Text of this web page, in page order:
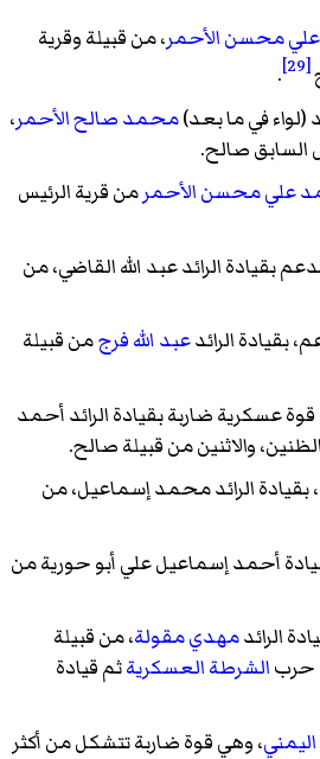
علي محسن الأحمر، من قبيلة وقرية
[29]
.
(لواء في ما بعد)محمد صالح الأحمر،
السابق صالح.
علي محسن الأحمرمن قرية الرئيس
بقيادة الرائد عبد الله القاضي، من
عبد الله فرجمن قبيلة
عسكرية ضاربة بقيادة الرائد أحمد
والاثنين من قبيلة صالح.
بقيادة الرائد محمد إسماعيل، من
بقيادة أحمد إسماعيل علي أبو حورية من
الرائدمهدي مقولة، من قبيلة
حربالشرطة العسكريةثم قيادة
، وهي قوة ضاربة تتشكل من أكثر